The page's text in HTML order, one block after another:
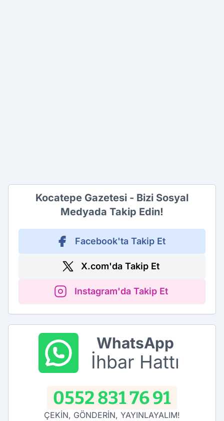
Kocatepe Gazetesi - Bizi Sosyal
Medyada Takip Edin!
Facebook'ta Takip Et
X.com'da Takip Et
Instagram'da Takip Et
WhatsApp
İhbar Hattı
0552 831 76 91
ÇEKİN, GÖNDERİN, YAYINLAYALIM!